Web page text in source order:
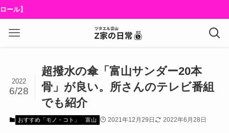
超撥水の傘「富山サンダー20本
骨」が良い。所さんのテレビ番組
でも紹介
2022
6/28
おすすめ「モノ・コト」 富山 2021年12月29日 2022年6月28日